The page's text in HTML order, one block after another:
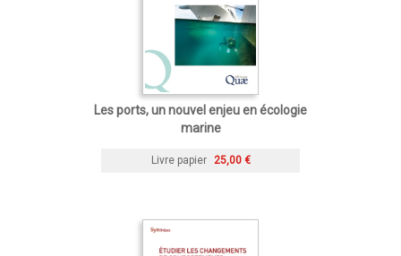
Les ports, un nouvel enjeu en écologie
marine
Livre papier 25,00 €